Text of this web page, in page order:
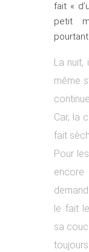
fait «
petit
La nuit,
même
Car, la
fait
Pour
le fait
sa